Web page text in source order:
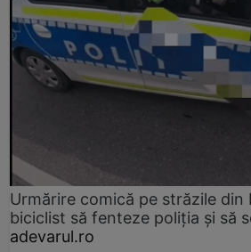
Urmărire comică pe străzile din
biciclist să fenteze poliția și să
adevarul.ro